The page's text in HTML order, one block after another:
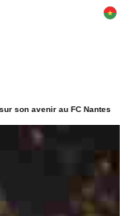
son avenir au FC Nantes